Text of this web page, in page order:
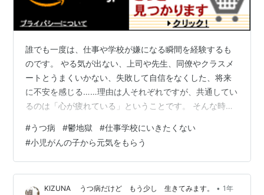
誰でも一度は、仕事や学校が嫌になる瞬間を経験するも
のです。 やる気が出ない、上司や先生、同僚やクラスメ
ートとうまくいかない、失敗して自信をなくした、将来
に不安を感じる……理由は人それぞれですが、共通してい
るのは「心が疲れている」ということです。 そんな時、
すれば良い方向に向かうのかについて、詳しく考えてい
きたいと思います。 まずは「嫌な気持ち」を否定しない
仕事や学校が嫌になった時、多くの人は「こんなことを
考えちゃダメだ」「もっと頑張らなきゃ」と自分を責め
がちです。 でも、嫌だと思う気持ちは自然なものです。
#うつ病 #鬱地獄 #仕事学校にいきたくない
#小児がんの子から元気をもらう
KIZUNA うつ病だけど もう少し 生きてみます。 • 1年